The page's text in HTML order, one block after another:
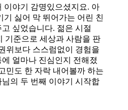
이야기 감명있으셨지요. 아
기 싫어 막 뛰어가는 어린 친
싶었습니다. 젊은 시절
기준으로 세상과 사람을 판
위보다 스스럼없이 경험을
얼마나 진심인지 전해졌
민도 한 자락 내어볼까 하는
의 두 번째 이야기 시작합